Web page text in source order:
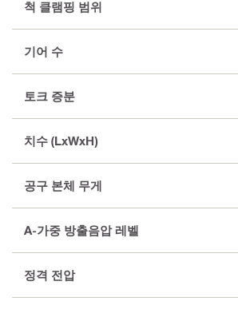
척 클램핑 범위
기어 수
토크 증분
치수 (LxWxH)
공구 본체 무게
A-가중 방출음압 레벨
정격 전압